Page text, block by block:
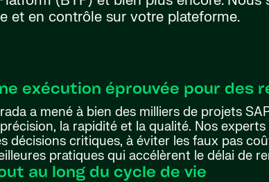
et en contrôle sur votre plateforme.
exécution éprouvée pour des
a mené à bien des milliers de projets
la rapidité et la qualité. Nos
décisions critiques, à éviter les faux pas
pratiques qui accélèrent le délai de
au long du cycle de vie